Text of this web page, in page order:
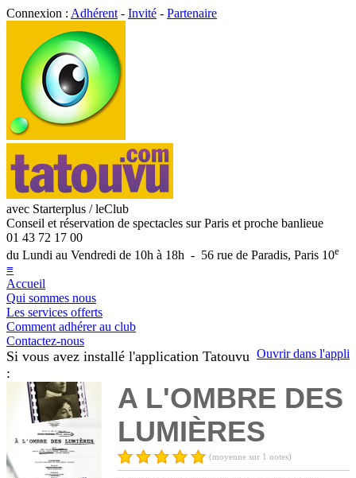
Connexion : Adhérent - Invité - Partenaire
avec Starterplus / leClub
Conseil et réservation de spectacles sur Paris et proche banlieue
01 43 72 17 00
du Lundi au Vendredi de 10h à 18h - 56 rue de Paradis, Paris 10e
≡
Accueil
Qui sommes nous
Les services offerts
Comment adhérer au club
Contactez-nous
Ouvrir dans l'appli
Si vous avez installé l'application Tatouvu
:
A L'OMBRE DES
LUMIÈRES
(moyenne sur 1 notes)